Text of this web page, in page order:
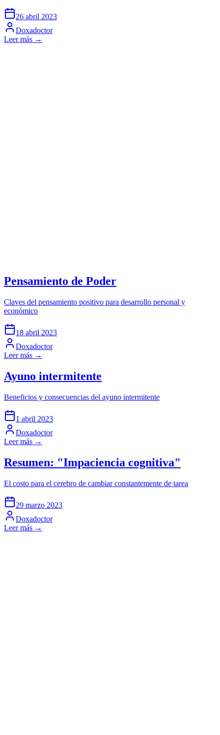
26 abril 2023
Doxadoctor
Leer más →
Pensamiento de Poder
Claves del pensamiento positivo para desarrollo personal y
económico
18 abril 2023
Doxadoctor
Leer más →
Ayuno intermitente
Beneficios y consecuencias del ayuno intermitente
1 abril 2023
Doxadoctor
Leer más →
Resumen: "Impaciencia cognitiva"
El costo para el cerebro de cambiar constantemente de tarea
29 marzo 2023
Doxadoctor
Leer más →